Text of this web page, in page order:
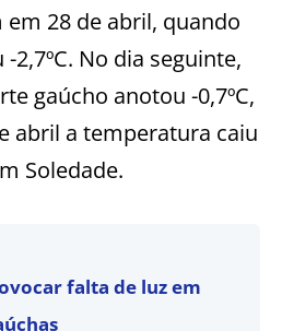
28 de abril, quando
2,7ºC. No dia seguinte,
gaúcho anotou -0,7ºC,
abril a temperatura caiu
Soledade.
falta de luz em